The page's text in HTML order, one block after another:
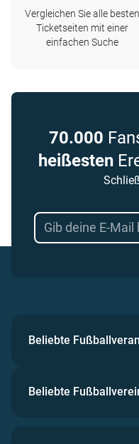
Vergleichen Sie alle besten
Ticketseiten mit einer
einfachen Suche
70.000
heißesten
Beliebte
Beliebte